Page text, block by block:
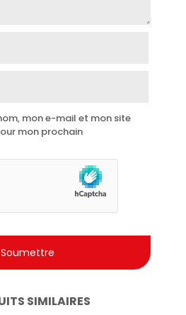
mon e-mail et mon site
mon prochain
SIMILAIRES